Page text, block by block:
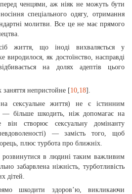
ченцями, аж ніяк не можуть бути
спеціального одягу, отримання
молитви. Все це не має прямого
життя, що іноді вихваляється у
виродилося, як достоїнство, насправді
на долях адептів цього
заняття непристойне [10,18].
сексуальне життя) не є істинним
— більше шкодить, ніж допомагає на
створює сексуальну домінанту
— замість того, щоб
плюс турбота про ближніх.
розвинутися в людині таким важливим
забарвлена ніжність, турботливість
дітей.
шкодити здоров’ю, викликаючи